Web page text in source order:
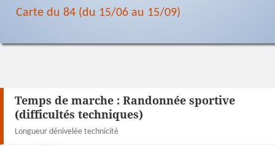
Carte du 84 (du 15/06 au 15/09)
Temps de marche : Randonnée sportive
(difficultés techniques)
Longueur dénivelée technicité